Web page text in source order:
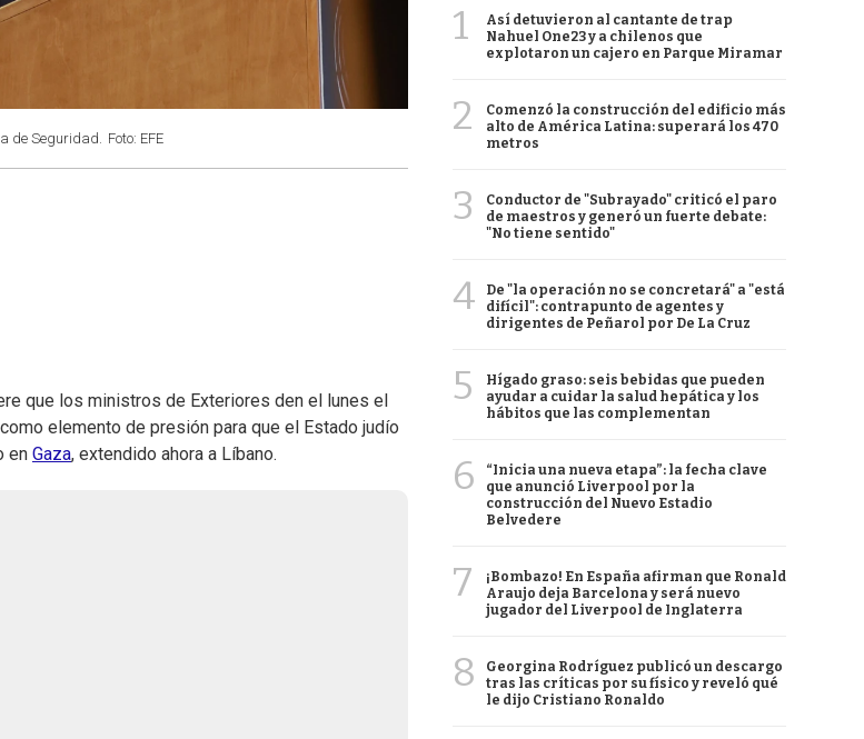
de Seguridad. Foto: EFE
que los ministros de Exteriores den el lunes el
elemento de presión para que el Estado judío
en Gaza, extendido ahora a Líbano.
1
Así detuvieron al cantante de trap
Nahuel One23 y a chilenos que
explotaron un cajero en Parque Miramar
2
Comenzó la construcción del edificio más
alto de América Latina: superará los 470
metros
3
Conductor de "Subrayado" criticó el paro
de maestros y generó un fuerte debate:
"No tiene sentido"
4
De "la operación no se concretará" a "está
difícil": contrapunto de agentes y
dirigentes de Peñarol por De La Cruz
5
Hígado graso: seis bebidas que pueden
ayudar a cuidar la salud hepática y los
hábitos que las complementan
6
“Inicia una nueva etapa”: la fecha clave
que anunció Liverpool por la
construcción del Nuevo Estadio
Belvedere
7
¡Bombazo! En España afirman que Ronald
Araujo deja Barcelona y será nuevo
jugador del Liverpool de Inglaterra
8
Georgina Rodríguez publicó un descargo
tras las críticas por su físico y reveló qué
le dijo Cristiano Ronaldo